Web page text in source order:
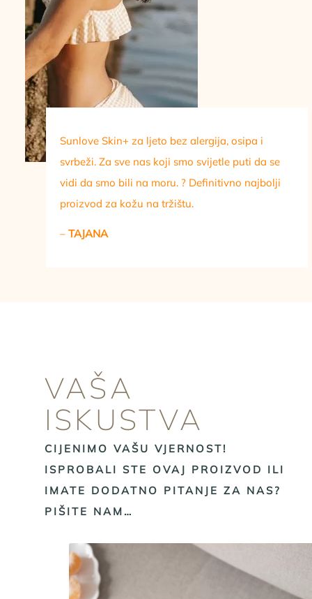
Sunlove Skin+ za ljeto bez alergija, osipa i
svrbeži. Za sve nas koji smo svijetle puti da se
vidi da smo bili na moru. ? Definitivno najbolji
proizvod za kožu na tržištu.
– TAJANA
VAŠA
ISKUSTVA
CIJENIMO VAŠU VJERNOST!
ISPROBALI STE OVAJ PROIZVOD ILI
IMATE DODATNO PITANJE ZA NAS?
PIŠITE NAM…